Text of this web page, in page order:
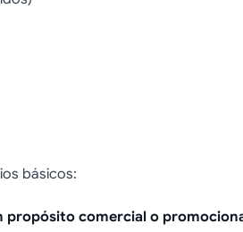
básicos:
propósito comercial o